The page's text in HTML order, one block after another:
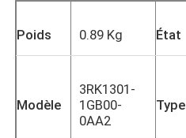
Poids 0.89 Kg État
Modèle
3RK1301-
1GB00-
0AA2
Type